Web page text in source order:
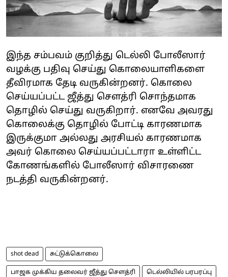
இந்த சம்பவம் குறித்து டெல்லி போலீஸார்
வழக்கு பதிவு செய்து கொலையாளிகளை
தீவிரமாக தேடி வருகின்றனர். கொலை
செய்யப்பட்ட ஜீத்து செளத்ரி சொந்தமாக
தொழில் செய்து வருகிறார். எனவே அவரது
கொலைக்கு தொழில் போட்டி காரணமாக
இருக்குமா அல்லது அரசியல் காரணமாக
அவர் கொலை செய்யப்பட்டாரா உள்ளிட்ட
கோணங்களில் போலீஸார் விசாரணை
நடத்தி வருகின்றனர்.
shot dead சுட்டுக்கொலை
பாஜக முக்கிய தலைவர் ஜீத்து செளத்ரி டெல்லியில் பரபரப்பு